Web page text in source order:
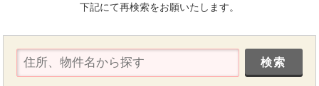
下記にて再検索をお願いたします。